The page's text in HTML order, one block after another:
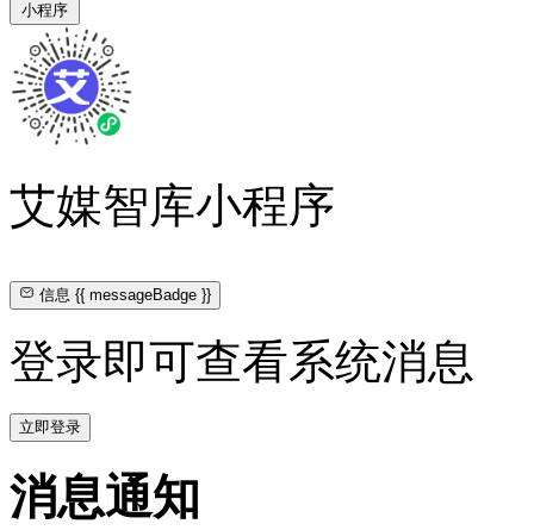
小程序
艾媒智库小程序
信息{{ messageBadge }}
登录即可查看系统消息
立即登录
消息通知